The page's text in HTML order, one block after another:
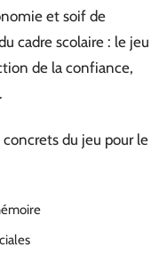
et soif de
cadre scolaire : le jeu
de la confiance,
du jeu pour le